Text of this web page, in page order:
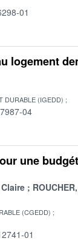
01
logement
DURABLE (IGEDD)
04
une
Claire
(CGEDD)
01